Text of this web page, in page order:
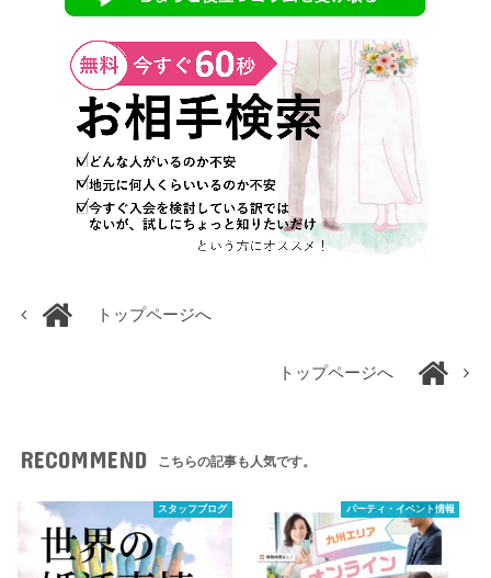
トップページへ
トップページへ
RECOMMEND こちらの記事も人気です。
スタッフブログ パーティ・イベント情報